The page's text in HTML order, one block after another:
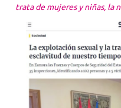
trata de mujeres y niñas, la